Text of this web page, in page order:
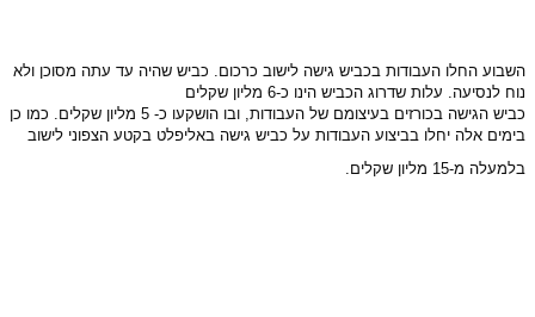
השבוע החלו העבודות בכביש גישה לישוב כרכום. כביש שהיה עד עתה מסוכן ולא
נוח לנסיעה. עלות שדרוג הכביש הינו כ-6 מליון שקלים
כביש הגישה בכורזים בעיצומם של העבודות, ובו הושקעו כ- 5 מליון שקלים. כמו כן
בימים אלה יחלו בביצוע העבודות על כביש גישה באליפלט בקטע הצפוני לישוב
בלמעלה מ-15 מליון שקלים.